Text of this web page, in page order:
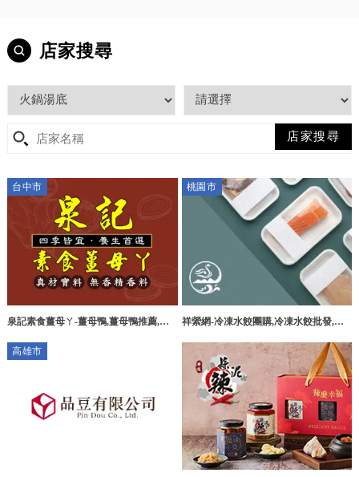
店家搜尋
台中市
泉記素食薑母ㄚ-薑母鴨,薑母鴨推薦,素
桃園市
祥縈網-冷凍水餃團購,冷凍水餃批發,桃
高雄市